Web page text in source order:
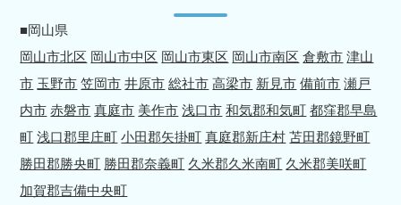
■岡山県
岡山市北区 岡山市中区 岡山市東区 岡山市南区 倉敷市 津山
市 玉野市 笠岡市 井原市 総社市 高梁市 新見市 備前市 瀬戸
内市 赤磐市 真庭市 美作市 浅口市 和気郡和気町 都窪郡早島
町 浅口郡里庄町 小田郡矢掛町 真庭郡新庄村 苫田郡鏡野町
勝田郡勝央町 勝田郡奈義町 久米郡久米南町 久米郡美咲町
加賀郡吉備中央町